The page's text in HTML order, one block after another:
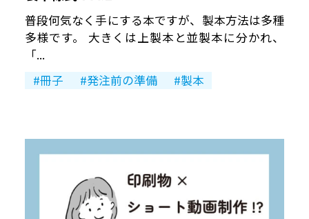
普段何気なく手にする本ですが、製本方法は多種
多様です。 大きくは上製本と並製本に分かれ、
「...
冊子
発注前の準備 製本